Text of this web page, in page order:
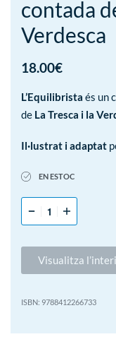
contada
Verdesca
18.00€
L’Equilibrista és un
de La Tresca i la
Il·lustrat i adaptat
EN ESTOC
Visualitza
9788412266733